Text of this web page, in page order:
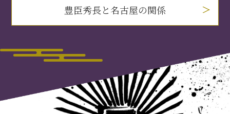
豊臣秀長と名古屋の関係